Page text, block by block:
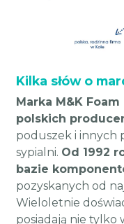
Kilka słów o
Marka M&K
polskich
poduszek i
sypialni. Od 1992
bazie
pozyskanych od
Wieloletnie
posiadają nie tylko